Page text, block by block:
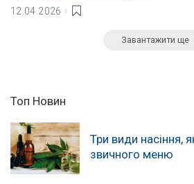
12.04.2026
Завантажити ще
Топ Новин
Три види насіння,
звичного меню